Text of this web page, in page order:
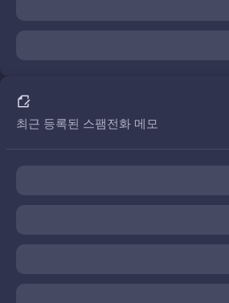
최근 등록된 스팸전화 메모